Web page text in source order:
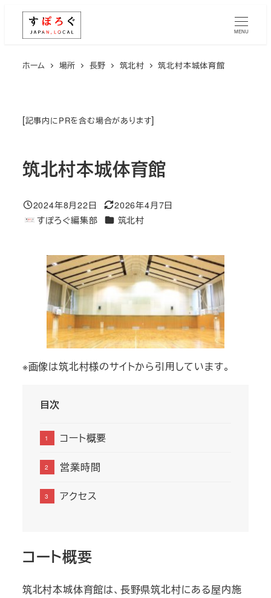
MENU
ホーム 場所 長野 筑北村 筑北村本城体育館
[記事内にPRを含む場合があります]
筑北村本城体育館
投稿日
2024年8月22日
更新日
2026年4月7日
著
すぽろぐ編集部 エリア筑北村
※画像は筑北村様のサイトから引用しています。
目次
コート概要
営業時間
アクセス
コート概要
筑北村本城体育館は、長野県筑北村にある屋内施